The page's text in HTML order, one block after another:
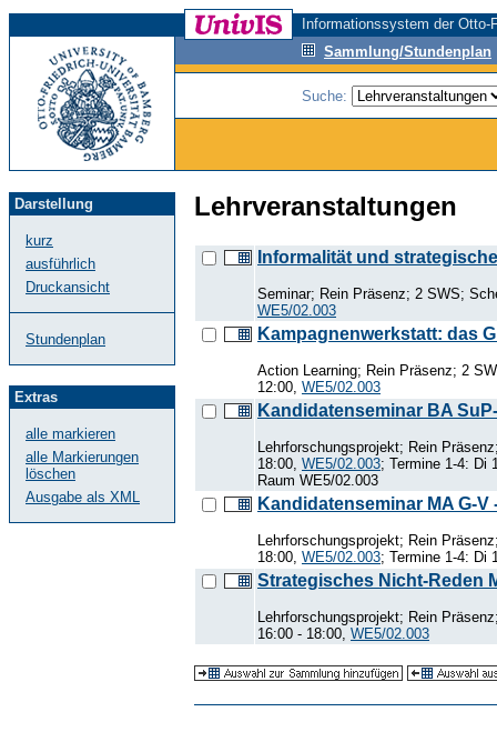
Informationssystem der
Sammlung/Stundenplan
Suche:
Darstellung
kurz
ausführlich
Druckansicht
Stundenplan
Extras
alle markieren
alle Markierungen
löschen
Ausgabe als XML
Lehrveranstaltungen
Informalität und
Seminar; Rein Präsenz; 2 SWS;
WE5/02.003
Kampagnenwerkstatt: das
Action Learning; Rein Präsenz; 2
12:00, WE5/02.003
Kandidatenseminar BA
Lehrforschungsprojekt; Rein
18:00, WE5/02.003; Termine 1-4: Di
Raum WE5/02.003
Kandidatenseminar MA G-V
Lehrforschungsprojekt; Rein
18:00, WE5/02.003; Termine 1-4: Di
Strategisches Nicht-Reden
Lehrforschungsprojekt; Rein
16:00 - 18:00, WE5/02.003